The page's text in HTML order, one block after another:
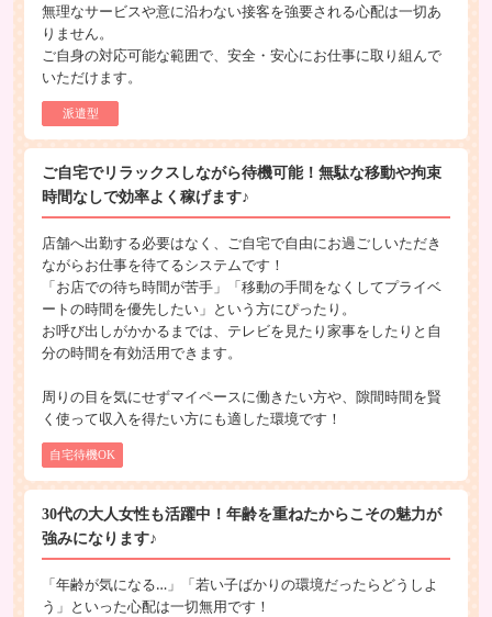
無理なサービスや意に沿わない接客を強要される心配は一切あ
りません。
ご自身の対応可能な範囲で、安全・安心にお仕事に取り組んで
いただけます。
派遣型
ご自宅でリラックスしながら待機可能！無駄な移動や拘束
時間なしで効率よく稼げます♪
店舗へ出勤する必要はなく、ご自宅で自由にお過ごしいただき
ながらお仕事を待てるシステムです！
「お店での待ち時間が苦手」「移動の手間をなくしてプライベ
ートの時間を優先したい」という方にぴったり。
お呼び出しがかかるまでは、テレビを見たり家事をしたりと自
分の時間を有効活用できます。
周りの目を気にせずマイペースに働きたい方や、隙間時間を賢
く使って収入を得たい方にも適した環境です！
自宅待機OK
30代の大人女性も活躍中！年齢を重ねたからこその魅力が
強みになります♪
「年齢が気になる…」「若い子ばかりの環境だったらどうしよ
う」といった心配は一切無用です！